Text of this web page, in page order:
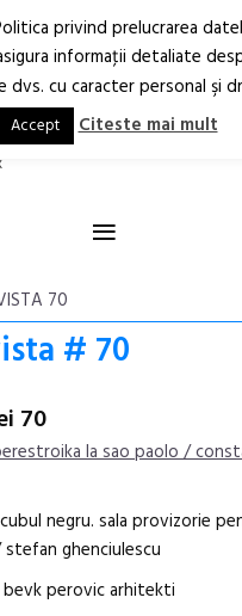
≡
70
# 70
70
la sao paolo /
negru. sala provizorie
ghenciulescu
bevk perovic arhitekti
privind prelucrarea
informaţii detaliate
dvs. cu caracter personal şi
Accept Citeste mai mult